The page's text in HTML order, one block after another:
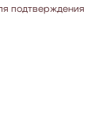
подтверждения